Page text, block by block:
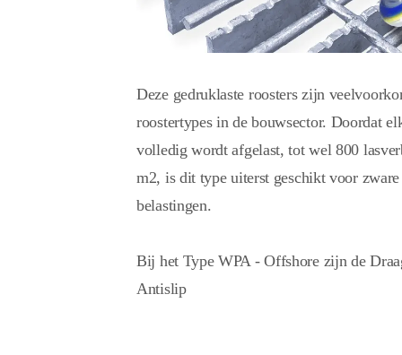
Deze gedruklaste roosters zijn
roostertypes in de bouwsector. Doordat
volledig wordt afgelast, tot wel 800
m2, is dit type uiterst geschikt voor
belastingen.
Bij het Type WPA - Offshore zijn de
Antislip